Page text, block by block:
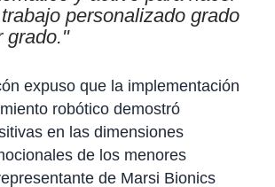
personalizado grado
grado."
expuso que la implementación
robótico demostró
en las dimensiones
de los menores
de Marsi Bionics